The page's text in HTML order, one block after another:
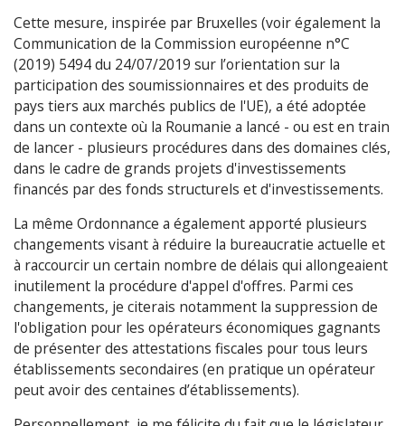
Cette mesure, inspirée par Bruxelles (voir également la
Communication de la Commission européenne n°C
(2019) 5494 du 24/07/2019 sur l’orientation sur la
participation des soumissionnaires et des produits de
pays tiers aux marchés publics de l'UE), a été adoptée
dans un contexte où la Roumanie a lancé - ou est en train
de lancer - plusieurs procédures dans des domaines clés,
dans le cadre de grands projets d'investissements
financés par des fonds structurels et d'investissements.
La même Ordonnance a également apporté plusieurs
changements visant à réduire la bureaucratie actuelle et
à raccourcir un certain nombre de délais qui allongeaient
inutilement la procédure d'appel d'offres. Parmi ces
changements, je citerais notamment la suppression de
l'obligation pour les opérateurs économiques gagnants
de présenter des attestations fiscales pour tous leurs
établissements secondaires (en pratique un opérateur
peut avoir des centaines d’établissements).